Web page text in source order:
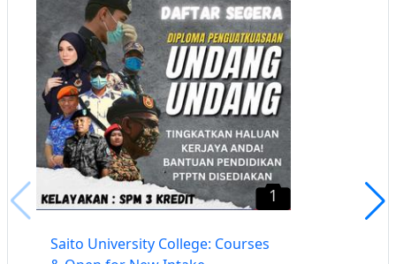
1
Saito University College: Courses